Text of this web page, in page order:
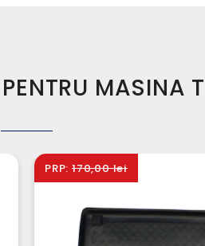
MASINA
PRP: 170,00 lei